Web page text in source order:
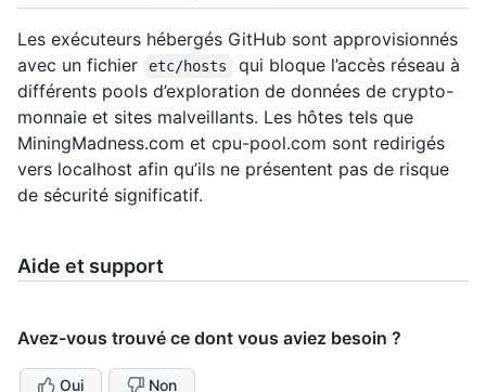
Les exécuteurs hébergés GitHub sont approvisionnés
avec un fichier
etc/hosts
qui bloque l’accès réseau à
différents pools d’exploration de données de crypto-
monnaie et sites malveillants. Les hôtes tels que
MiningMadness.com et cpu-pool.com sont redirigés
vers localhost afin qu’ils ne présentent pas de risque
de sécurité significatif.
Aide et support
Avez-vous trouvé ce dont vous aviez besoin ?
Oui Non